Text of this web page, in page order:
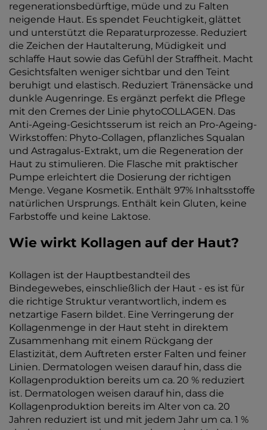
regenerationsbedürftige, müde und zu Falten
neigende Haut. Es spendet Feuchtigkeit, glättet
und unterstützt die Reparaturprozesse. Reduziert
die Zeichen der Hautalterung, Müdigkeit und
schlaffe Haut sowie das Gefühl der Straffheit. Macht
Gesichtsfalten weniger sichtbar und den Teint
beruhigt und elastisch. Reduziert Tränensäcke und
dunkle Augenringe. Es ergänzt perfekt die Pflege
mit den Cremes der Linie phytoCOLLAGEN. Das
Anti-Ageing-Gesichtsserum ist reich an Pro-Ageing-
Wirkstoffen: Phyto-Collagen, pflanzliches Squalan
und Astragalus-Extrakt, um die Regeneration der
Haut zu stimulieren. Die Flasche mit praktischer
Pumpe erleichtert die Dosierung der richtigen
Menge. Vegane Kosmetik. Enthält 97% Inhaltsstoffe
natürlichen Ursprungs. Enthält kein Gluten, keine
Farbstoffe und keine Laktose.
Wie wirkt Kollagen auf der Haut?
Kollagen ist der Hauptbestandteil des
Bindegewebes, einschließlich der Haut - es ist für
die richtige Struktur verantwortlich, indem es
netzartige Fasern bildet. Eine Verringerung der
Kollagenmenge in der Haut steht in direktem
Zusammenhang mit einem Rückgang der
Elastizität, dem Auftreten erster Falten und feiner
Linien. Dermatologen weisen darauf hin, dass die
Kollagenproduktion bereits um ca. 20 % reduziert
ist. Dermatologen weisen darauf hin, dass die
Kollagenproduktion bereits im Alter von ca. 20
Jahren reduziert ist und mit jedem Jahr um ca. 1 %